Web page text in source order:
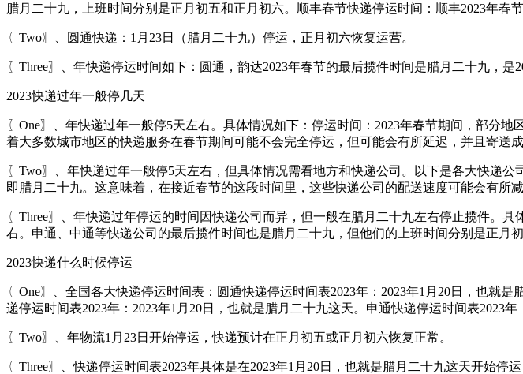
腊月二十九，上班时间分别是正月初五和正月初六。顺丰春节快递停运时间：顺丰2023年春
〖Two〗、圆通快递：1月23日（腊月二十九）停运，正月初六恢复运营。
〖Three〗、年快递停运时间如下：圆通，韵达2023年春节的最后揽件时间是腊月二十九，是
2023快递过年一般停几天
〖One〗、年快递过年一般停5天左右。具体情况如下：停运时间：2023年春节期间，部分
着大多数城市地区的快递服务在春节期间可能不会完全停运，但可能会有所延迟，并且寄送成
〖Two〗、年快递过年一般停5天左右，但具体情况需看地方和快递公司。以下是各大快递
即腊月二十九。这意味着，在接近春节的这段时间里，这些快递公司的配送速度可能会有所
〖Three〗、年快递过年停运的时间因快递公司而异，但一般在腊月二十九左右停止揽件。
右。申通、中通等快递公司的最后揽件时间也是腊月二十九，但他们的上班时间分别是正月初
2023快递什么时候停运
〖One〗、全国各大快递停运时间表：圆通快递停运时间表2023年：2023年1月20日，也就
递停运时间表2023年：2023年1月20日，也就是腊月二十九这天。申通快递停运时间表2023年
〖Two〗、年物流1月23日开始停运，快递预计在正月初五或正月初六恢复正常。
〖Three〗、快递停运时间表2023年具体是在2023年1月20日，也就是腊月二十九这天开始